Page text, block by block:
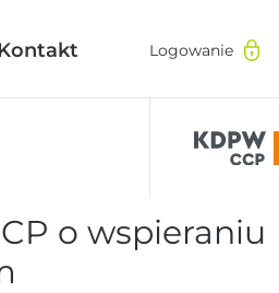
Logowanie
Logowanie
o wspieraniu